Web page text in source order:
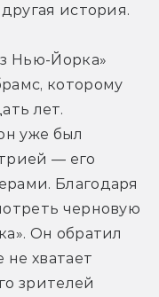
история.
Нью-Йорка»
которому
лет.
уже был
— его
Благодаря
черновую
Он обратил
хватает
зрителей